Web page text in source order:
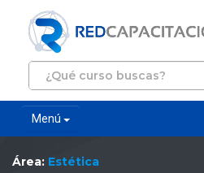
Menú
Área: Estética